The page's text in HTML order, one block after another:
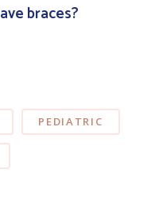
braces?
PEDIATRIC